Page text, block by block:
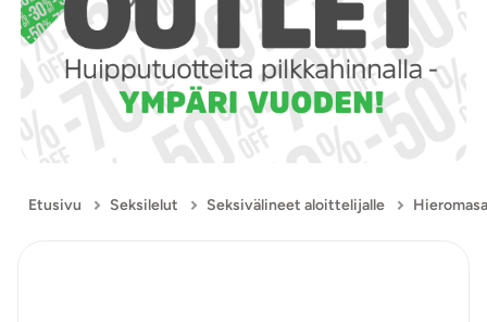
Etusivu Seksilelut Seksivälineet aloittelijalle